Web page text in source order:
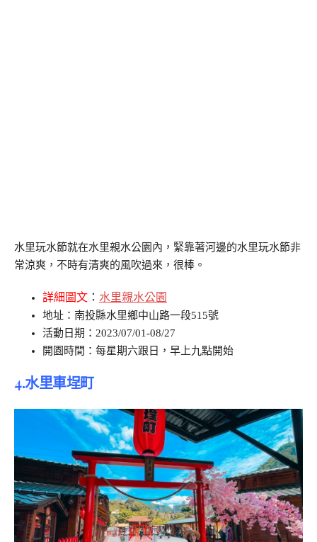
水里玩水節就在水里親水公園內，緊靠著河邊的水里玩水節非
常涼爽，不時有清爽的風吹過來，很棒。
詳細圖文 ： 水里親水公園
地址：南投縣水里鄉中山路一段515號
活動日期：2023/07/01-08/27
開園時間：每星期六跟日，早上九點開始
4.水里車埕町